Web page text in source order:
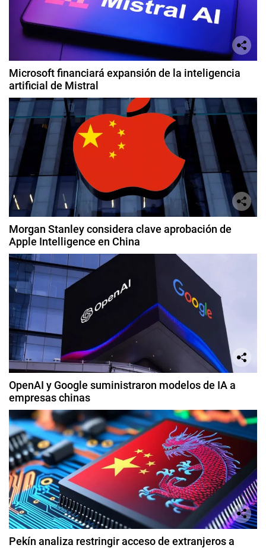
Microsoft financiará expansión de la inteligencia
artificial de Mistral
Morgan Stanley considera clave aprobación de
Apple Intelligence en China
OpenAI y Google suministraron modelos de IA a
empresas chinas
Pekín analiza restringir acceso de extranjeros a